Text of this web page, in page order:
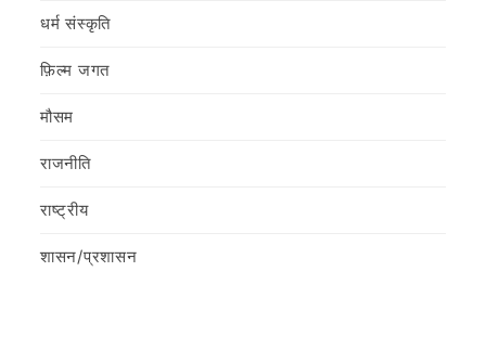
धर्म संस्कृति
फ़िल्‍म जगत
मौसम
राजनीति
राष्ट्रीय
शासन/प्रशासन